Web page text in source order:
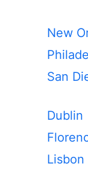
New
San
Dublin
Lisbon